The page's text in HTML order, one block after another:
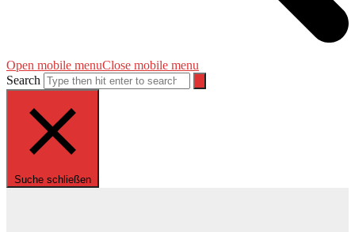
Open mobile menuClose mobile menu
Search
Suche schließen